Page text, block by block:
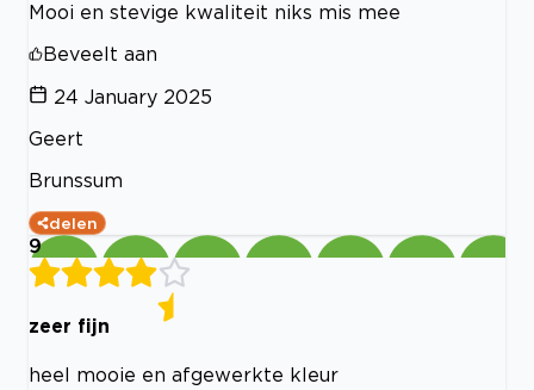
Mooi en stevige kwaliteit niks mis mee
Beveelt aan
24 January 2025
Geert
Brunssum
delen
9
zeer fijn
heel mooie en afgewerkte kleur